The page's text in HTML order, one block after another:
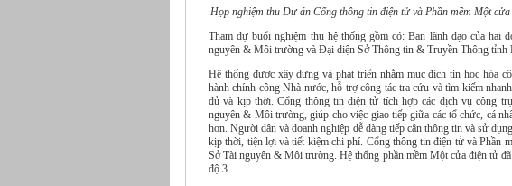
Họp nghiệm thu Dự án Cổng thông tin điện tử và Phần mềm Một
Tham dự buổi nghiệm thu hệ thống gồm có: Ban lãnh đạo của hai
nguyên & Môi trường và Đại diện Sở Thông tin & Truyền Thông tỉnh
Hệ thống được xây dựng và phát triển nhằm mục đích tin học hóa
hành chính công Nhà nước, hỗ trợ công tác tra cứu và tìm kiếm
đủ và kịp thời. Cổng thông tin điện tử tích hợp các dịch vụ công
nguyên & Môi trường, giúp cho việc giao tiếp giữa các tổ chức, cá
hơn. Người dân và doanh nghiệp dễ dàng tiếp cận thông tin và sử
kịp thời, tiện lợi và tiết kiệm chi phí. Cổng thông tin điện tử và Phần
Sở Tài nguyên & Môi trường. Hệ thống phần mềm Một cửa điện tử
độ 3.